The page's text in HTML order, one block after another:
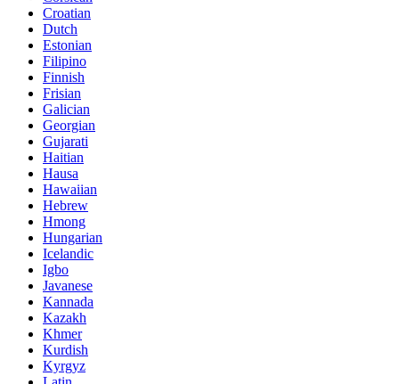
Croatian
Dutch
Estonian
Filipino
Finnish
Frisian
Galician
Georgian
Gujarati
Haitian
Hausa
Hawaiian
Hebrew
Hmong
Hungarian
Icelandic
Igbo
Javanese
Kannada
Kazakh
Khmer
Kurdish
Kyrgyz